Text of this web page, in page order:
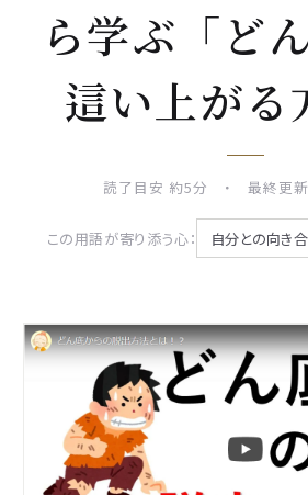
ら学ぶ「ど
這い上がる
読了目安 約5分 ・ 最終更
この用語が寄り添う心： 自分との向き